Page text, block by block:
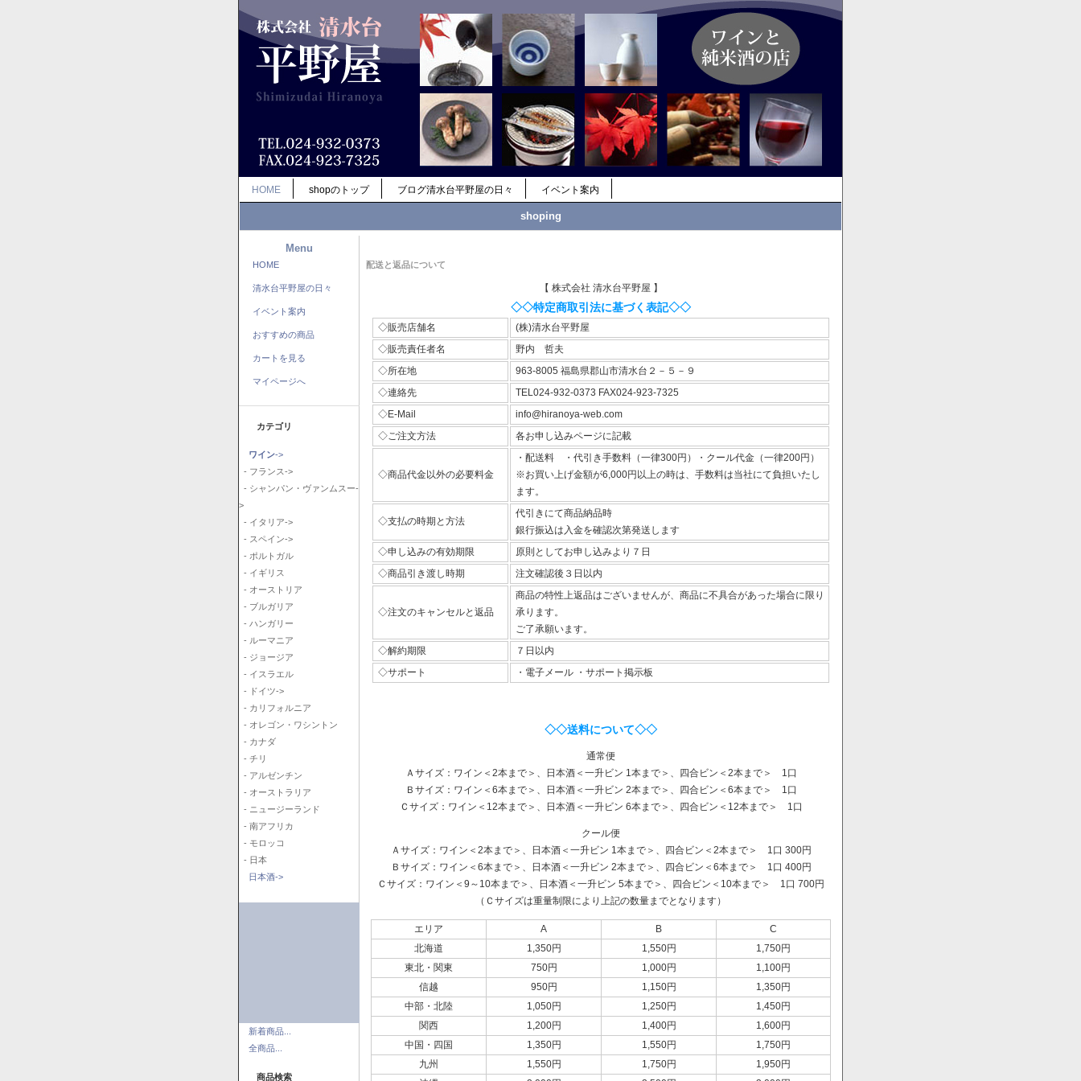
HOME shopのトップ ブログ清水台平野屋の日々 イベント案内
shoping
Menu
HOME
清水台平野屋の日々
イベント案内
おすすめの商品
カートを見る
マイページへ
カテゴリ
ワイン->
- フランス->
- シャンパン・ヴァンムスー-
>
- イタリア->
- スペイン->
- ポルトガル
- イギリス
- オーストリア
- ブルガリア
- ハンガリー
- ルーマニア
- ジョージア
- イスラエル
- ドイツ->
- カリフォルニア
- オレゴン・ワシントン
- カナダ
- チリ
- アルゼンチン
- オーストラリア
- ニュージーランド
- 南アフリカ
- モロッコ
- 日本
日本酒->
新着商品...
全商品...
商品検索
配送と返品について
【 株式会社 清水台平野屋 】
◇◇特定商取引法に基づく表記◇◇
◇販売店舗名
(株)清水台平野屋
◇販売責任者名
野内 哲夫
◇所在地
963-8005 福島県郡山市清水台２－５－９
◇連絡先
TEL024-932-0373 FAX024-923-7325
◇E-Mail
info@hiranoya-web.com
◇ご注文方法
各お申し込みページに記載
◇商品代金以外の必要料金
・配送料 ・代引き手数料（一律300円）・クール代金（一律200円）
※お買い上げ金額が6,000円以上の時は、手数料は当社にて負担いたし
ます。
◇支払の時期と方法
代引きにて商品納品時
銀行振込は入金を確認次第発送します
◇申し込みの有効期限
原則としてお申し込みより７日
◇商品引き渡し時期
注文確認後３日以内
◇注文のキャンセルと返品
商品の特性上返品はございませんが、商品に不具合があった場合に限り
承ります。
ご了承願います。
◇解約期限
７日以内
◇サポート
・電子メール ・サポート掲示板
◇◇送料について◇◇
通常便
Ａサイズ：ワイン＜2本まで＞、日本酒＜一升ビン 1本まで＞、四合ビン＜2本まで＞ 1口
Ｂサイズ：ワイン＜6本まで＞、日本酒＜一升ビン 2本まで＞、四合ビン＜6本まで＞ 1口
Ｃサイズ：ワイン＜12本まで＞、日本酒＜一升ビン 6本まで＞、四合ビン＜12本まで＞ 1口
クール便
Ａサイズ：ワイン＜2本まで＞、日本酒＜一升ビン 1本まで＞、四合ビン＜2本まで＞ 1口 300円
Ｂサイズ：ワイン＜6本まで＞、日本酒＜一升ビン 2本まで＞、四合ビン＜6本まで＞ 1口 400円
Ｃサイズ：ワイン＜9～10本まで＞、日本酒＜一升ビン 5本まで＞、四合ビン＜10本まで＞ 1口 700円
（Ｃサイズは重量制限により上記の数量までとなります）
エリア A B
C
北海道
1,350円 1,550円
1,750円
東北・関東
750円 1,000円
1,100円
信越
950円 1,150円
1,350円
中部・北陸
1,050円 1,250円
1,450円
関西
1,200円 1,400円
1,600円
中国・四国
1,350円 1,550円
1,750円
九州
1,550円 1,750円
1,950円